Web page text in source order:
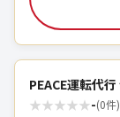
PEACE運転代
★★★★★-(0件)